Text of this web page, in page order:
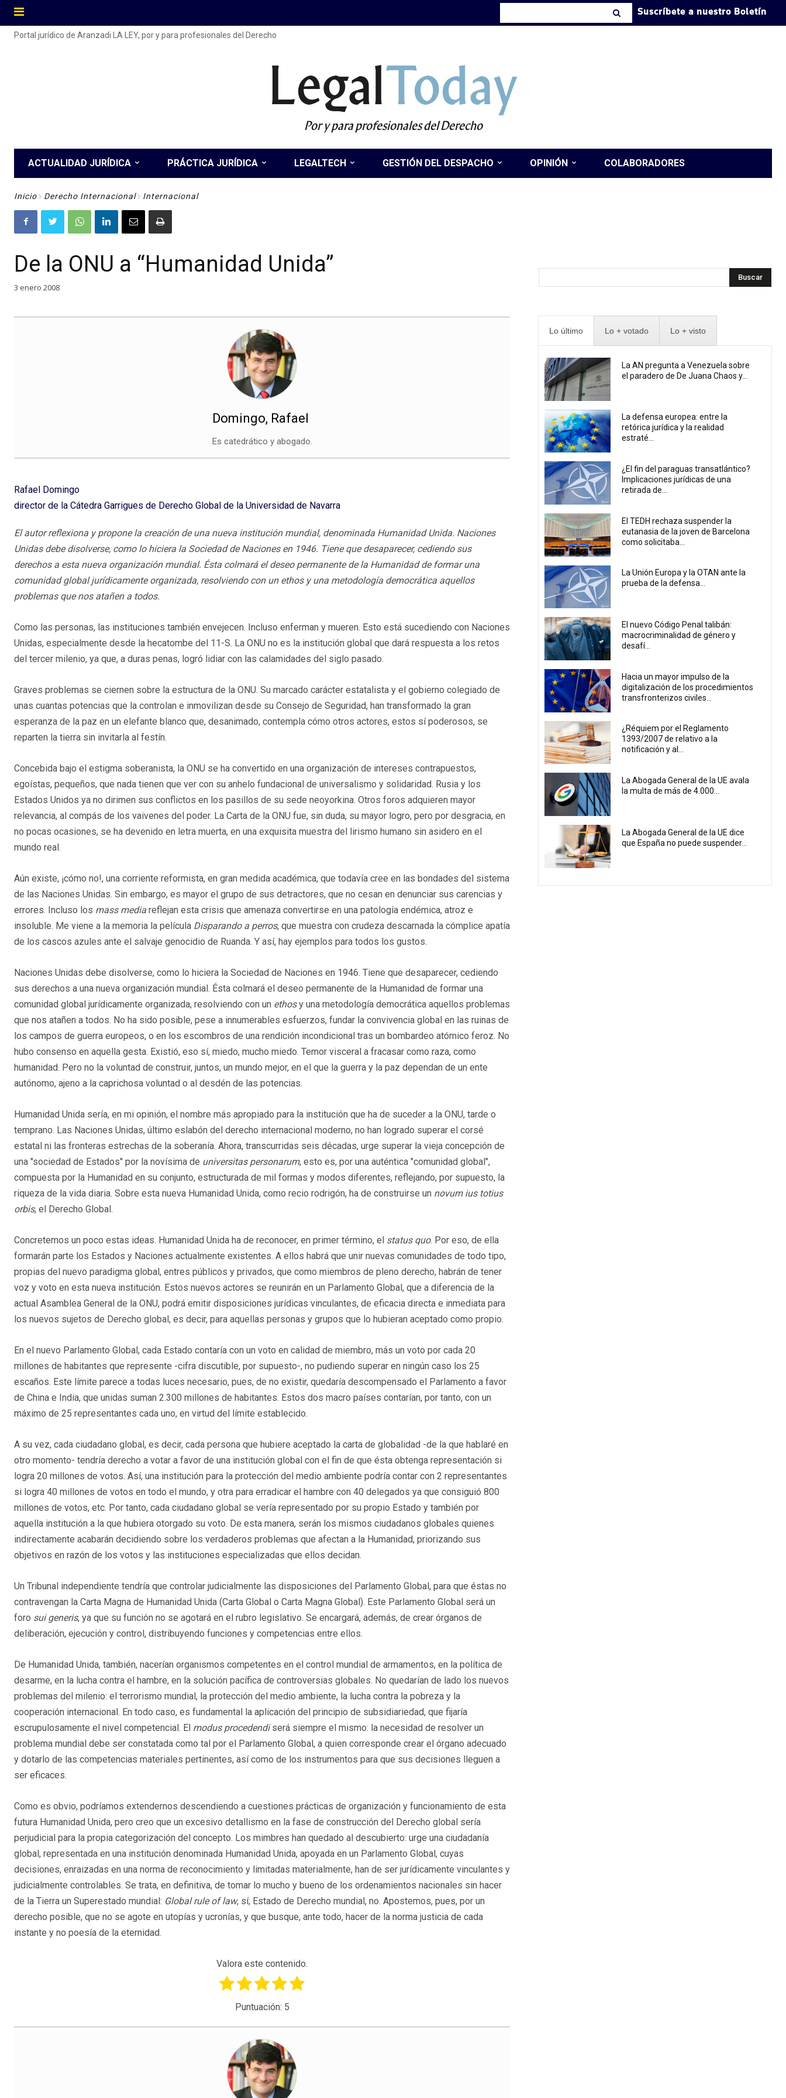
Suscríbete a nuestro Boletín
Portal jurídico de Aranzadi LA LEY, por y para profesionales del Derecho
LegalToday
Por y para profesionales del Derecho
ACTUALIDAD JURÍDICA PRÁCTICA JURÍDICA LEGALTECH GESTIÓN DEL DESPACHO OPINIÓN COLABORADORES
Inicio Derecho Internacional Internacional
De la ONU a “Humanidad Unida”
3 enero 2008
Domingo, Rafael
Es catedrático y abogado.
Rafael Domingo
director de la Cátedra Garrigues de Derecho Global de la Universidad de Navarra
El autor reflexiona y propone la creación de una nueva institución mundial, denominada Humanidad Unida. Naciones
Unidas debe disolverse, como lo hiciera la Sociedad de Naciones en 1946. Tiene que desaparecer, cediendo sus
derechos a esta nueva organización mundial. Ésta colmará el deseo permanente de la Humanidad de formar una
comunidad global jurídicamente organizada, resolviendo con un ethos y una metodología democrática aquellos
problemas que nos atañen a todos.
Como las personas, las instituciones también envejecen. Incluso enferman y mueren. Esto está sucediendo con Naciones
Unidas, especialmente desde la hecatombe del 11-S. La ONU no es la institución global que dará respuesta a los retos
del tercer milenio, ya que, a duras penas, logró lidiar con las calamidades del siglo pasado.
Graves problemas se ciernen sobre la estructura de la ONU. Su marcado carácter estatalista y el gobierno colegiado de
unas cuantas potencias que la controlan e inmovilizan desde su Consejo de Seguridad, han transformado la gran
esperanza de la paz en un elefante blanco que, desanimado, contempla cómo otros actores, estos sí poderosos, se
reparten la tierra sin invitarla al festín.
Concebida bajo el estigma soberanista, la ONU se ha convertido en una organización de intereses contrapuestos,
egoístas, pequeños, que nada tienen que ver con su anhelo fundacional de universalismo y solidaridad. Rusia y los
Estados Unidos ya no dirimen sus conflictos en los pasillos de su sede neoyorkina. Otros foros adquieren mayor
relevancia, al compás de los vaivenes del poder. La Carta de la ONU fue, sin duda, su mayor logro, pero por desgracia, en
no pocas ocasiones, se ha devenido en letra muerta, en una exquisita muestra del lirismo humano sin asidero en el
mundo real.
Aún existe, ¡cómo no!, una corriente reformista, en gran medida académica, que todavía cree en las bondades del sistema
de las Naciones Unidas. Sin embargo, es mayor el grupo de sus detractores, que no cesan en denunciar sus carencias y
errores. Incluso los mass media reflejan esta crisis que amenaza convertirse en una patología endémica, atroz e
insoluble. Me viene a la memoria la película Disparando a perros, que muestra con crudeza descarnada la cómplice apatía
de los cascos azules ante el salvaje genocidio de Ruanda. Y así, hay ejemplos para todos los gustos.
Naciones Unidas debe disolverse, como lo hiciera la Sociedad de Naciones en 1946. Tiene que desaparecer, cediendo
sus derechos a una nueva organización mundial. Ésta colmará el deseo permanente de la Humanidad de formar una
comunidad global jurídicamente organizada, resolviendo con un ethosy una metodología democrática aquellos problemas
que nos atañen a todos. No ha sido posible, pese a innumerables esfuerzos, fundar la convivencia global en las ruinas de
los campos de guerra europeos, o en los escombros de una rendición incondicional tras un bombardeo atómico feroz. No
hubo consenso en aquella gesta. Existió, eso sí, miedo, mucho miedo. Temor visceral a fracasar como raza, como
humanidad. Pero no la voluntad de construir, juntos, un mundo mejor, en el que la guerra y la paz dependan de un ente
autónomo, ajeno a la caprichosa voluntad o al desdén de las potencias.
Humanidad Unida sería, en mi opinión, el nombre más apropiado para la institución que ha de suceder a la ONU, tarde o
temprano. Las Naciones Unidas, último eslabón del derecho internacional moderno, no han logrado superar el corsé
estatal ni las fronteras estrechas de la soberanía. Ahora, transcurridas seis décadas, urge superar la vieja concepción de
una "sociedad de Estados" por la novísima de universitas personarum, esto es, por una auténtica "comunidad global",
compuesta por la Humanidad en su conjunto, estructurada de mil formas y modos diferentes, reflejando, por supuesto, la
riqueza de la vida diaria. Sobre esta nueva Humanidad Unida, como recio rodrigón, ha de construirse un novum ius totius
orbis, el Derecho Global.
Concretemos un poco estas ideas. Humanidad Unida ha de reconocer, en primer término, el status quo. Por eso, de ella
formarán parte los Estados y Naciones actualmente existentes. A ellos habrá que unir nuevas comunidades de todo tipo,
propias del nuevo paradigma global, entres públicos y privados, que como miembros de pleno derecho, habrán de tener
voz y voto en esta nueva institución. Estos nuevos actores se reunirán en un Parlamento Global, que a diferencia de la
actual Asamblea General de la ONU, podrá emitir disposiciones jurídicas vinculantes, de eficacia directa e inmediata para
los nuevos sujetos de Derecho global, es decir, para aquellas personas y grupos que lo hubieran aceptado como propio.
En el nuevo Parlamento Global, cada Estado contaría con un voto en calidad de miembro, más un voto por cada 20
millones de habitantes que represente -cifra discutible, por supuesto-, no pudiendo superar en ningún caso los 25
escaños. Este límite parece a todas luces necesario, pues, de no existir, quedaría descompensado el Parlamento a favor
de China e India, que unidas suman 2.300 millones de habitantes. Estos dos macro países contarían, por tanto, con un
máximo de 25 representantes cada uno, en virtud del límite establecido.
A su vez, cada ciudadano global, es decir, cada persona que hubiere aceptado la carta de globalidad -de la que hablaré en
otro momento- tendría derecho a votar a favor de una institución global con el fin de que ésta obtenga representación si
logra 20 millones de votos. Así, una institución para la protección del medio ambiente podría contar con 2 representantes
si logra 40 millones de votos en todo el mundo, y otra para erradicar el hambre con 40 delegados ya que consiguió 800
millones de votos, etc. Por tanto, cada ciudadano global se vería representado por su propio Estado y también por
aquella institución a la que hubiera otorgado su voto. De esta manera, serán los mismos ciudadanos globales quienes
indirectamente acabarán decidiendo sobre los verdaderos problemas que afectan a la Humanidad, priorizando sus
objetivos en razón de los votos y las instituciones especializadas que ellos decidan.
Un Tribunal independiente tendría que controlar judicialmente las disposiciones del Parlamento Global, para que éstas no
contravengan la Carta Magna de Humanidad Unida (Carta Global o Carta Magna Global). Este Parlamento Global será un
foro sui generis, ya que su función no se agotará en el rubro legislativo. Se encargará, además, de crear órganos de
deliberación, ejecución y control, distribuyendo funciones y competencias entre ellos.
De Humanidad Unida, también, nacerían organismos competentes en el control mundial de armamentos, en la política de
desarme, en la lucha contra el hambre, en la solución pacífica de controversias globales. No quedarían de lado los nuevos
problemas del milenio: el terrorismo mundial, la protección del medio ambiente, la lucha contra la pobreza y la
cooperación internacional. En todo caso, es fundamental la aplicación del principio de subsidiariedad, que fijaría
escrupulosamente el nivel competencial. El modus procedendiserá siempre el mismo: la necesidad de resolver un
problema mundial debe ser constatada como tal por el Parlamento Global, a quien corresponde crear el órgano adecuado
y dotarlo de las competencias materiales pertinentes, así como de los instrumentos para que sus decisiones lleguen a
ser eficaces.
Como es obvio, podríamos extendernos descendiendo a cuestiones prácticas de organización y funcionamiento de esta
futura Humanidad Unida, pero creo que un excesivo detallismo en la fase de construcción del Derecho global sería
perjudicial para la propia categorización del concepto. Los mimbres han quedado al descubierto: urge una ciudadanía
global, representada en una institución denominada Humanidad Unida, apoyada en un Parlamento Global, cuyas
decisiones, enraizadas en una norma de reconocimiento y limitadas materialmente, han de ser jurídicamente vinculantes y
judicialmente controlables. Se trata, en definitiva, de tomar lo mucho y bueno de los ordenamientos nacionales sin hacer
de la Tierra un Superestado mundial: Global rule of law, sí; Estado de Derecho mundial, no. Apostemos, pues, por un
derecho posible, que no se agote en utopías y ucronías, y que busque, ante todo, hacer de la norma justicia de cada
instante y no poesía de la eternidad.
Valora este contenido.
Puntuación: 5
Buscar
Lo último Lo + votado Lo + visto
La AN pregunta a Venezuela sobre
el paradero de De Juana Chaos y...
La defensa europea: entre la
retórica jurídica y la realidad
estraté...
¿El fin del paraguas transatlántico?
Implicaciones jurídicas de una
retirada de...
El TEDH rechaza suspender la
eutanasia de la joven de Barcelona
como solicitaba...
La Unión Europa y la OTAN ante la
prueba de la defensa...
El nuevo Código Penal talibán:
macrocriminalidad de género y
desafí...
Hacia un mayor impulso de la
digitalización de los procedimientos
transfronterizos civiles...
¿Réquiem por el Reglamento
1393/2007 de relativo a la
notificación y al...
La Abogada General de la UE avala
la multa de más de 4.000...
La Abogada General de la UE dice
que España no puede suspender...